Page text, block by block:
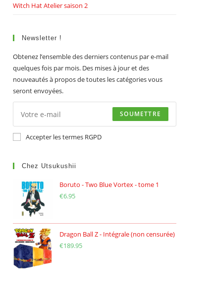
Witch Hat Atelier saison 2
Newsletter !
Obtenez l’ensemble des derniers contenus par e-mail
quelques fois par mois. Des mises à jour et des
nouveautés à propos de toutes les catégories vous
seront envoyées.
SOUMETTRE
Accepter les termes RGPD
Chez Utsukushii
Boruto - Two Blue Vortex - tome 1
€6.95
Dragon Ball Z - Intégrale (non censurée)
€189.95